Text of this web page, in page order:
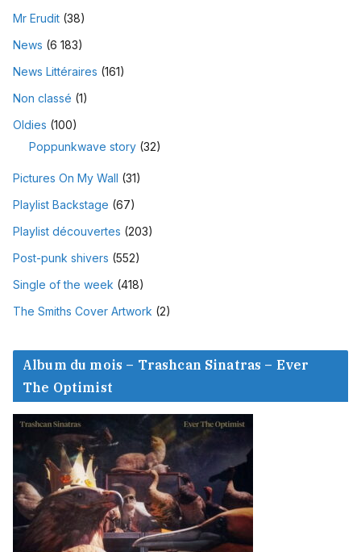
Mr Erudit (38)
News (6 183)
News Littéraires (161)
Non classé (1)
Oldies (100)
Poppunkwave story (32)
Pictures On My Wall (31)
Playlist Backstage (67)
Playlist découvertes (203)
Post-punk shivers (552)
Single of the week (418)
The Smiths Cover Artwork (2)
Album du mois – Trashcan Sinatras – Ever
The Optimist